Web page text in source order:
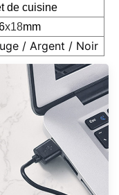
de cuisine
x18mm
/ Argent / Noir